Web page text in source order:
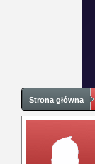
Strona główna